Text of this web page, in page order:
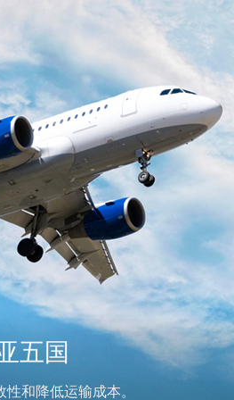
五国
和降低运输成本。